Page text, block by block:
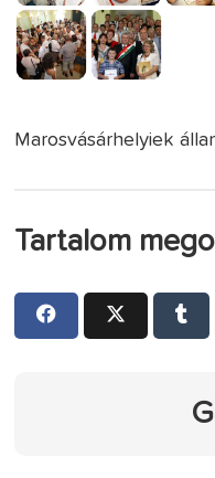
Marosvásárhelyiek
Tartalom